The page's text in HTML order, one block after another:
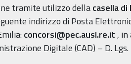
tramite utilizzo dellacasella
indirizzo di Posta
concorsi@pec.ausl.re.it , in
Digitale (CAD) – D.